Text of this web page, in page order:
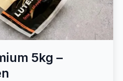
5kg –